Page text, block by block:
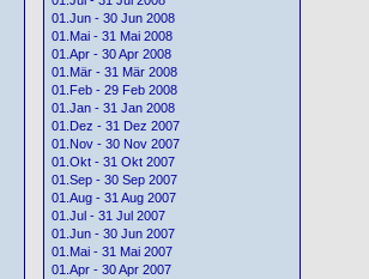
01.Jun - 30 Jun 2008
01.Mai - 31 Mai 2008
01.Apr - 30 Apr 2008
01.Mär - 31 Mär 2008
01.Feb - 29 Feb 2008
01.Jan - 31 Jan 2008
01.Dez - 31 Dez 2007
01.Nov - 30 Nov 2007
01.Okt - 31 Okt 2007
01.Sep - 30 Sep 2007
01.Aug - 31 Aug 2007
01.Jul - 31 Jul 2007
01.Jun - 30 Jun 2007
01.Mai - 31 Mai 2007
01.Apr - 30 Apr 2007